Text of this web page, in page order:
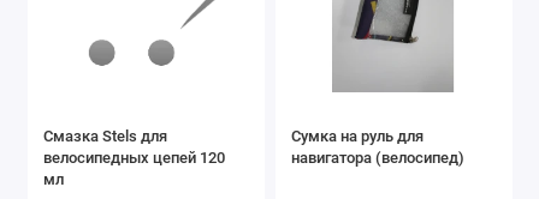
Смазка Stels для
велосипедных цепей 120
мл
Сумка на руль для
навигатора (велосипед)